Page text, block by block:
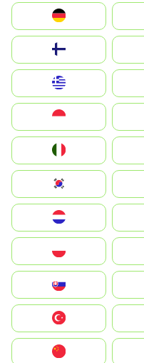
Deutschland
United Kingdom
Magyarország
South Korea
United States
中國香港特別行政區